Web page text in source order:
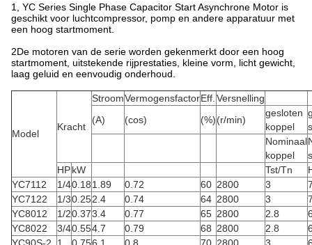
1, YC Series Single Phase Capacitor Start Asynchrone Motor is
geschikt voor luchtcompressor, pomp en andere apparatuur met
een hoog startmoment.
2De motoren van de serie worden gekenmerkt door een hoog
startmoment, uitstekende rijprestaties, kleine vorm, licht gewicht,
laag geluid en eenvoudig onderhoud.
Model
Kracht
StroomVermogensfactorEff. Versnelling
(A)
(cos) (%)(r/min)
gesloten
koppel
Nominaal
koppel
HPkW Tst/Tn
YC7112
1/40.181.89 0.72 60 2800 3
YC7122
1/30.252.4 0.74 64 2800 3
YC8012
1/20.373.4 0.77 65 2800 2.8
YC8022
3/40.554.7 0.79 68 2800 2.8